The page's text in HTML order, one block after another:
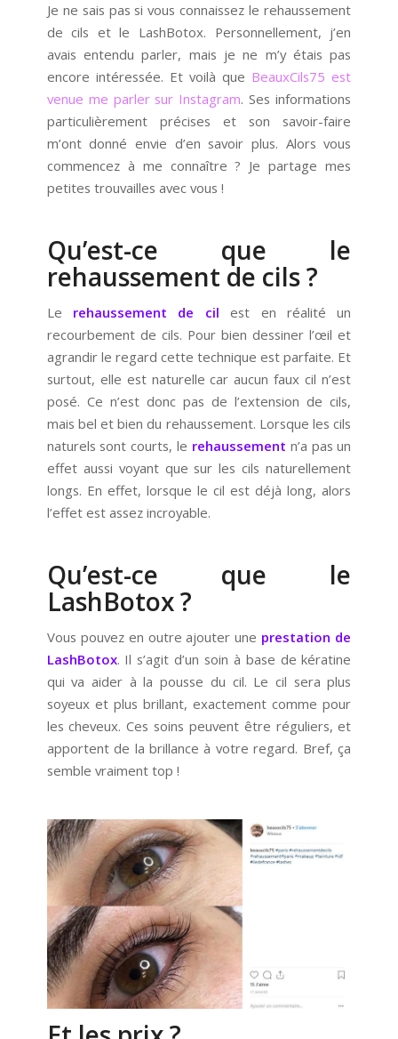
Je ne sais pas si vous connaissez le rehaussement
de cils et le LashBotox. Personnellement, j’en
avais entendu parler, mais je ne m’y étais pas
encore intéressée. Et voilà que BeauxCils75 est
venue me parler sur Instagram. Ses informations
particulièrement précises et son savoir-faire
m’ont donné envie d’en savoir plus. Alors vous
commencez à me connaître ? Je partage mes
petites trouvailles avec vous !
Qu’est-ce que le
rehaussement de cils ?
Le rehaussement de cil est en réalité un
recourbement de cils. Pour bien dessiner l’œil et
agrandir le regard cette technique est parfaite. Et
surtout, elle est naturelle car aucun faux cil n’est
posé. Ce n’est donc pas de l’extension de cils,
mais bel et bien du rehaussement. Lorsque les cils
naturels sont courts, le rehaussement n’a pas un
effet aussi voyant que sur les cils naturellement
longs. En effet, lorsque le cil est déjà long, alors
l’effet est assez incroyable.
Qu’est-ce que le
LashBotox ?
Vous pouvez en outre ajouter une prestation de
LashBotox. Il s’agit d’un soin à base de kératine
qui va aider à la pousse du cil. Le cil sera plus
soyeux et plus brillant, exactement comme pour
les cheveux. Ces soins peuvent être réguliers, et
apportent de la brillance à votre regard. Bref, ça
semble vraiment top !